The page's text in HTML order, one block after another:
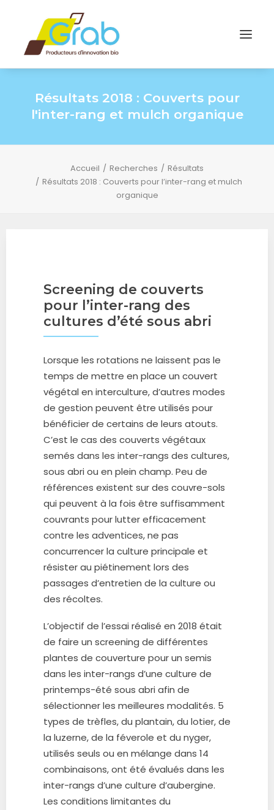
Résultats 2018 : Couverts pour
l'inter-rang et mulch organique
Accueil Recherches
Résultats
Résultats 2018 : Couverts pour l’inter-rang et mulch
organique
Screening de couverts
pour l’inter-rang des
cultures d’été sous abri
Lorsque les rotations ne laissent pas le
temps de mettre en place un couvert
végétal en interculture, d’autres modes
de gestion peuvent être utilisés pour
bénéficier de certains de leurs atouts.
C’est le cas des couverts végétaux
semés dans les inter-rangs des cultures,
sous abri ou en plein champ. Peu de
références existent sur des couvre-sols
qui peuvent à la fois être suffisamment
couvrants pour lutter efficacement
contre les adventices, ne pas
concurrencer la culture principale et
résister au piétinement lors des
passages d’entretien de la culture ou
des récoltes.
L’objectif de l’essai réalisé en 2018 était
de faire un screening de différentes
plantes de couverture pour un semis
dans les inter-rangs d’une culture de
printemps-été sous abri afin de
sélectionner les meilleures modalités. 5
types de trèfles, du plantain, du lotier, de
la luzerne, de la féverole et du nyger,
utilisés seuls ou en mélange dans 14
combinaisons, ont été évalués dans les
inter-rangs d’une culture d’aubergine.
Les conditions limitantes du